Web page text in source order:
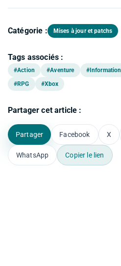
Catégorie : Mises à jour et patchs
Tags associés :
#Action #Aventure #Information
#RPG
#Xbox
Partager cet article :
Partager Facebook X
WhatsApp Copier le lien